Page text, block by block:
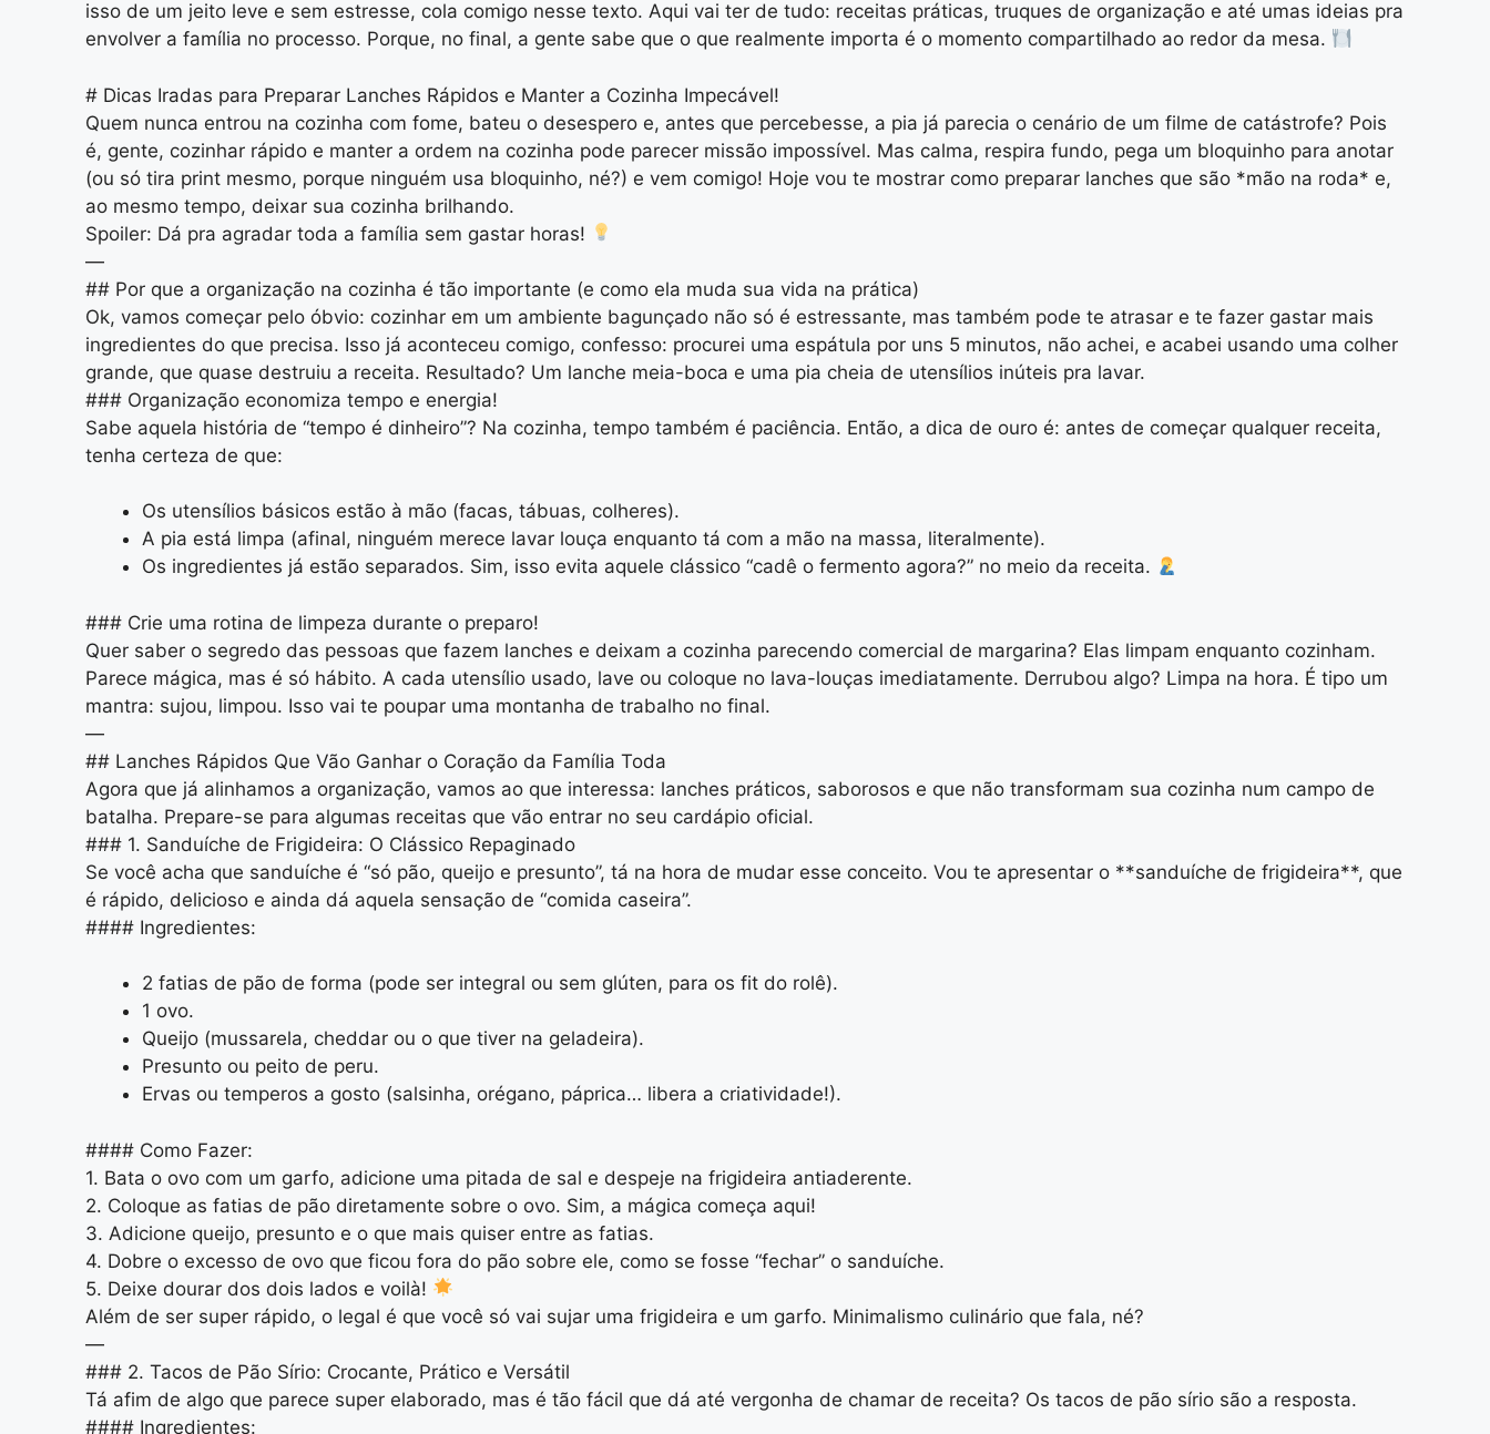
isso de um jeito leve e sem estresse, cola comigo nesse texto. Aqui vai ter de tudo: receitas práticas, truques de organização e até umas ideias pra
envolver a família no processo. Porque, no final, a gente sabe que o que realmente importa é o momento compartilhado ao redor da mesa.
# Dicas Iradas para Preparar Lanches Rápidos e Manter a Cozinha Impecável!
Quem nunca entrou na cozinha com fome, bateu o desespero e, antes que percebesse, a pia já parecia o cenário de um filme de catástrofe? Pois
é, gente, cozinhar rápido e manter a ordem na cozinha pode parecer missão impossível. Mas calma, respira fundo, pega um bloquinho para anotar
(ou só tira print mesmo, porque ninguém usa bloquinho, né?) e vem comigo! Hoje vou te mostrar como preparar lanches que são *mão na roda* e,
ao mesmo tempo, deixar sua cozinha brilhando.
Spoiler: Dá pra agradar toda a família sem gastar horas!
—
## Por que a organização na cozinha é tão importante (e como ela muda sua vida na prática)
Ok, vamos começar pelo óbvio: cozinhar em um ambiente bagunçado não só é estressante, mas também pode te atrasar e te fazer gastar mais
ingredientes do que precisa. Isso já aconteceu comigo, confesso: procurei uma espátula por uns 5 minutos, não achei, e acabei usando uma colher
grande, que quase destruiu a receita. Resultado? Um lanche meia-boca e uma pia cheia de utensílios inúteis pra lavar.
### Organização economiza tempo e energia!
Sabe aquela história de “tempo é dinheiro”? Na cozinha, tempo também é paciência. Então, a dica de ouro é: antes de começar qualquer receita,
tenha certeza de que:
Os utensílios básicos estão à mão (facas, tábuas, colheres).
A pia está limpa (afinal, ninguém merece lavar louça enquanto tá com a mão na massa, literalmente).
Os ingredientes já estão separados. Sim, isso evita aquele clássico “cadê o fermento agora?” no meio da receita.
### Crie uma rotina de limpeza durante o preparo!
Quer saber o segredo das pessoas que fazem lanches e deixam a cozinha parecendo comercial de margarina? Elas limpam enquanto cozinham.
Parece mágica, mas é só hábito. A cada utensílio usado, lave ou coloque no lava-louças imediatamente. Derrubou algo? Limpa na hora. É tipo um
mantra: sujou, limpou. Isso vai te poupar uma montanha de trabalho no final.
—
## Lanches Rápidos Que Vão Ganhar o Coração da Família Toda
Agora que já alinhamos a organização, vamos ao que interessa: lanches práticos, saborosos e que não transformam sua cozinha num campo de
batalha. Prepare-se para algumas receitas que vão entrar no seu cardápio oficial.
### 1. Sanduíche de Frigideira: O Clássico Repaginado
Se você acha que sanduíche é “só pão, queijo e presunto”, tá na hora de mudar esse conceito. Vou te apresentar o **sanduíche de frigideira**, que
é rápido, delicioso e ainda dá aquela sensação de “comida caseira”.
#### Ingredientes:
2 fatias de pão de forma (pode ser integral ou sem glúten, para os fit do rolê).
1 ovo.
Queijo (mussarela, cheddar ou o que tiver na geladeira).
Presunto ou peito de peru.
Ervas ou temperos a gosto (salsinha, orégano, páprica… libera a criatividade!).
#### Como Fazer:
1. Bata o ovo com um garfo, adicione uma pitada de sal e despeje na frigideira antiaderente.
2. Coloque as fatias de pão diretamente sobre o ovo. Sim, a mágica começa aqui!
3. Adicione queijo, presunto e o que mais quiser entre as fatias.
4. Dobre o excesso de ovo que ficou fora do pão sobre ele, como se fosse “fechar” o sanduíche.
5. Deixe dourar dos dois lados e voilà!
Além de ser super rápido, o legal é que você só vai sujar uma frigideira e um garfo. Minimalismo culinário que fala, né?
—
### 2. Tacos de Pão Sírio: Crocante, Prático e Versátil
Tá afim de algo que parece super elaborado, mas é tão fácil que dá até vergonha de chamar de receita? Os tacos de pão sírio são a resposta.
#### Ingredientes: